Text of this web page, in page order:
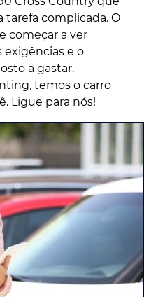
complicada. O
começar a ver
exigências e o
a gastar.
temos o carro
Ligue para nós!